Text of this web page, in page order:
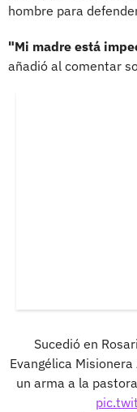
hombre para
"Mi madre está
añadió al comentar
Sucedió en
Evangélica
un arma a la